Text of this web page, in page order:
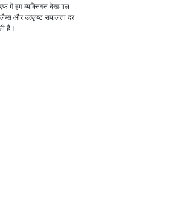
में हम व्यक्तिगत देखभाल
लैब्स और उत्कृष्ट सफलता दर
है।